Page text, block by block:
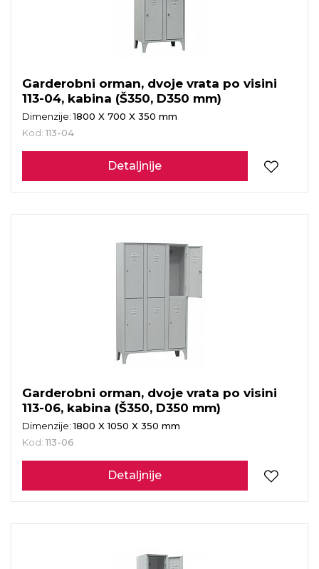
Garderobni orman, dvoje vrata po visini
113-04, kabina (Š350, D350 mm)
Dimenzije:1800 X 700 X 350 mm
Kod:113-04
Detaljnije
Garderobni orman, dvoje vrata po visini
113-06, kabina (Š350, D350 mm)
Dimenzije:1800 X 1050 X 350 mm
Kod:113-06
Detaljnije